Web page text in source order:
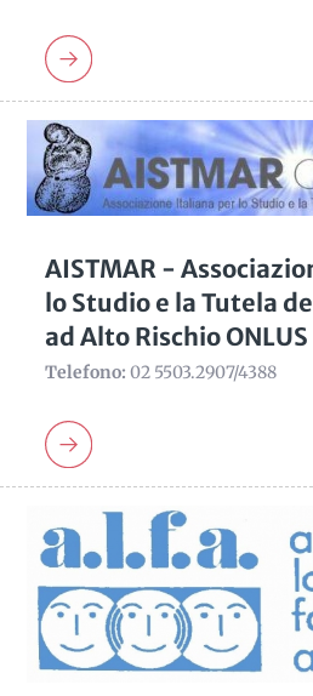
AISTMAR -
lo Studio e la Tutela
ad Alto Rischio ONLUS
Telefono: 02 5503.2907/4388